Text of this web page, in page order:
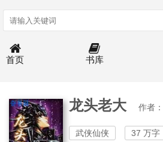
首页 书库
龙头老大 作者：
武侠仙侠 37 万字